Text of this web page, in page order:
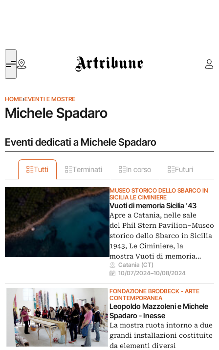
Artribune
HOME›EVENTI E MOSTRE
Michele Spadaro
Eventi dedicati a Michele Spadaro
Tutti Terminati In corso Futuri
MUSEO STORICO DELLO SBARCO IN
SICILIA LE CIMINIERE
Vuoti di memoria Sicilia '43
Apre a Catania, nelle sale
del Phil Stern Pavilion–Museo
storico dello Sbarco in Sicilia
1943, Le Ciminiere, la
mostra Vuoti di memoria…
Catania (CT)
10/07/2024–10/08/2024
FONDAZIONE BRODBECK - ARTE
CONTEMPORANEA
Leopoldo Mazzoleni e Michele
Spadaro - Inesse
La mostra ruota intorno a due
grandi installazioni costituite
da elementi diversi